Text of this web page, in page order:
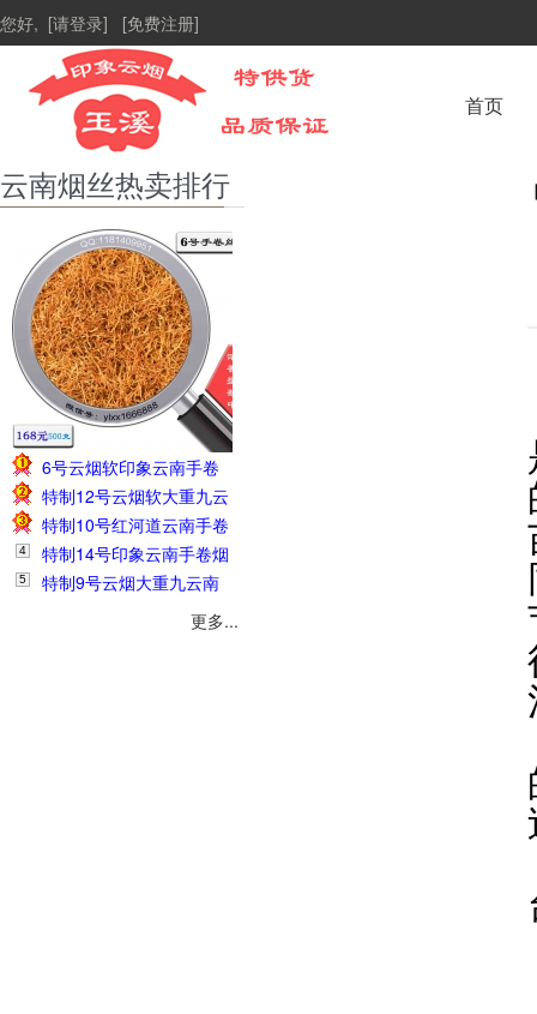
您好, [请登录] [免费注册]
首页
云南烟丝热卖排行
1
6号云烟软印象云南手卷
烟丝1斤138元
2
特制12号云烟软大重九云
南手卷烟丝1斤228元
特制10号红河道云南手卷
烟丝1斤208元
4
特制14号印象云南手卷烟
丝1斤280元
5
特制9号云烟大重九云南
更多...